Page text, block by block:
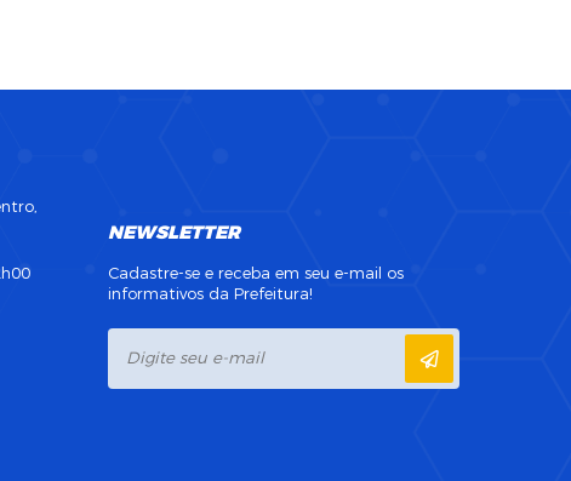
NEWSLETTER
Cadastre-se e receba em seu e-mail os
informativos da Prefeitura!